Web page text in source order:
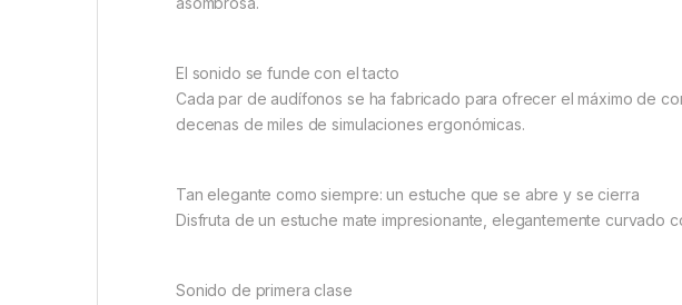
El sonido se funde con el tacto
Cada par de audífonos se ha fabricado para ofrecer el máximo de
decenas de miles de simulaciones ergonómicas.
Tan elegante como siempre: un estuche que se abre y se cierra
Disfruta de un estuche mate impresionante, elegantemente curvado
Sonido de primera clase